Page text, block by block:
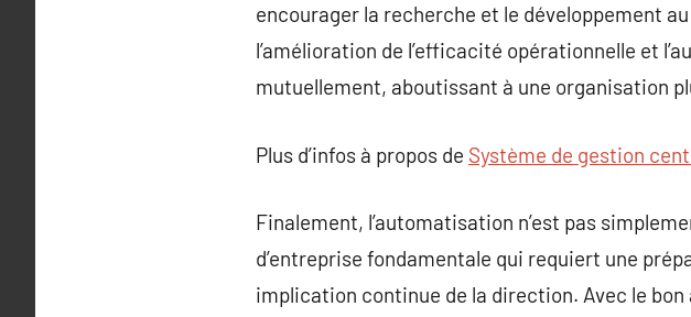
encourager la recherche et le développement
l’amélioration de l’efficacité opérationnelle et
mutuellement, aboutissant à une organisation
Plus d’infos à propos de Système de gestion
Finalement, l’automatisation n’est pas
d’entreprise fondamentale qui requiert une
implication continue de la direction. Avec le